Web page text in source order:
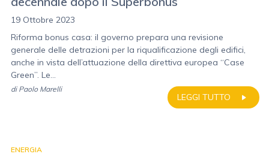
19 Ottobre 2023
Riforma bonus casa: il governo prepara una revisione
generale delle detrazioni per la riqualificazione degli edifici,
anche in vista dell’attuazione della direttiva europea “Case
Green”. Le...
LEGGI TUTTO
di Paolo Marelli
ENERGIA